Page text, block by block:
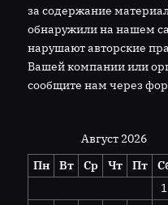
за содержание
обнаружили на нашем
нарушают авторские
Вашей компании или
сообщите нам через
Август 2026
Пн
Вт Ср Чт Пт
1